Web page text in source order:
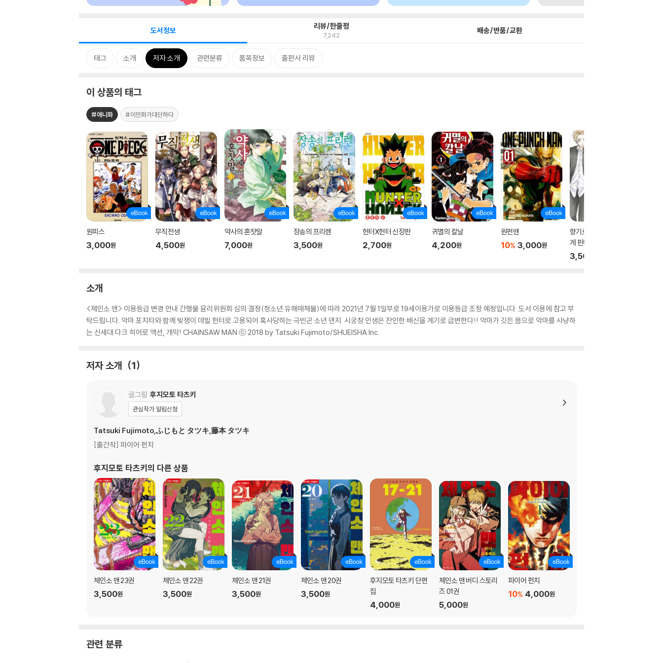
도서정보 리뷰/한줄평
7,242 배송/반품/교환
태그 소개 저자 소개 관련분류 품목정보 출판사 리뷰
이 상품의 태그
#애니화 #이만화가대단하다
원피스
3,000원
무직전생
4,500원
약사의 혼잣말
7,000원
장송의 프리렌
3,500원
헌터X헌터 신장판
2,700원
귀멸의 칼날
4,200원
원펀맨
10% 3,000원
향기로운 꽃은 늠름하
게 핀다
3,500
소개
<체인소 맨> 이용등급 변경 안내 간행물 윤리위원회 심의 결정(청소년 유해매체물)에 따라 2021년 7월 1일부로 19세이용가로 이용등급 조정 예정입니다. 도서 이용에 참고 부
탁드립니다. 악마 포치타와 함께 빚쟁이 데빌 헌터로 고용되어 혹사당하는 극빈곤 소년 덴지. 시궁창 인생은 잔인한 배신을 계기로 급변한다!! 악마가 깃든 몸으로 악마를 사냥하
는 신세대 다크 히어로 액션, 개막! CHAINSAW MAN ⓒ 2018 by Tatsuki Fujimoto/SHUEISHA Inc.
저자 소개 1
글그림 후지모토 타츠키
관심작가 알림신청
Tatsuki Fujimoto,ふじもと タツキ,藤本 タツキ
[출간작] 파이어 펀치
후지모토 타츠키의 다른 상품
체인소 맨 23권
3,500원
체인소 맨 22권
3,500원
체인소 맨 21권
3,500원
체인소 맨 20권
3,500원
후지모토 타츠키 단편
집
4,000원
체인소 맨 버디 스토리
즈 01권
5,000원
파이어 펀치
4,000원
10%
관련 분류